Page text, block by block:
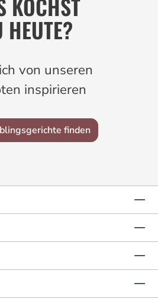
KOCHST
HEUTE?
von unseren
inspirieren
finden